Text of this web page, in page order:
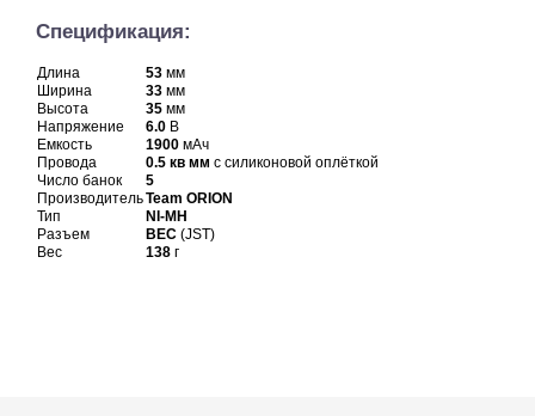
Спецификация:
Длина 53 мм
Ширина
33 мм
Высота
35 мм
Напряжение
6.0 В
Емкость
1900 мАч
Провода
0.5 кв мм с силиконовой оплёткой
Число банок
5
ПроизводительTeam ORION
Тип
NI-MH
Разъем
BEC (JST)
Вес
138 г